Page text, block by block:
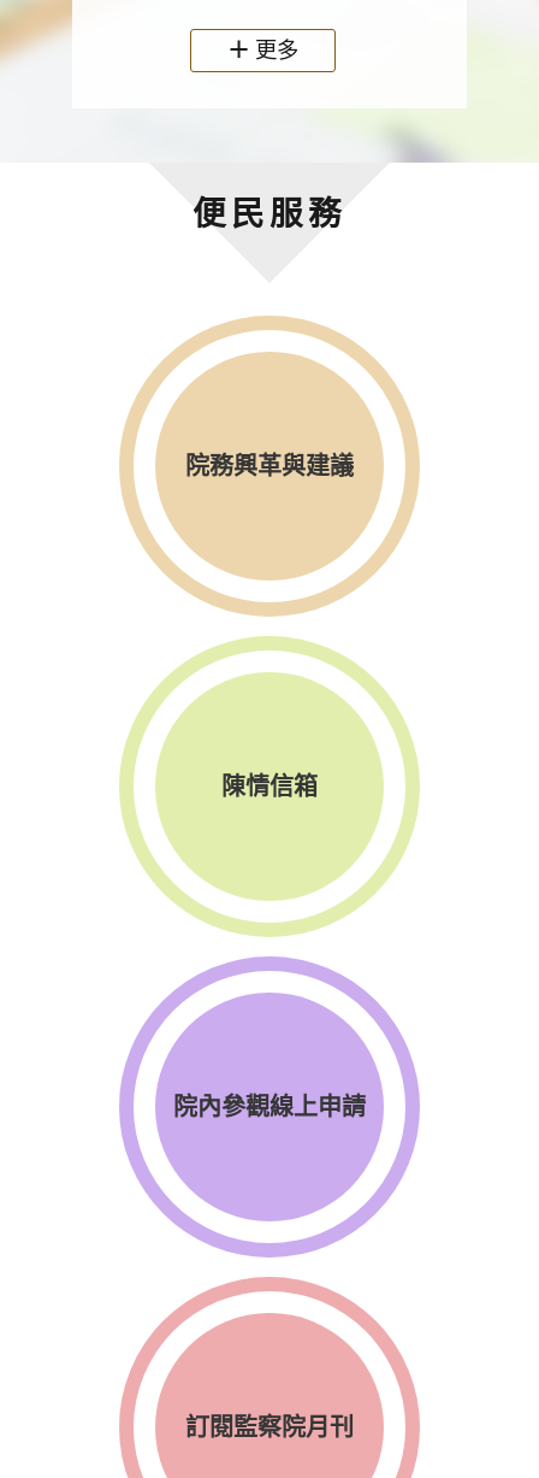
更多
便民服務
院務興革與建議
陳情信箱
院內參觀線上申請
訂閱監察院月刊